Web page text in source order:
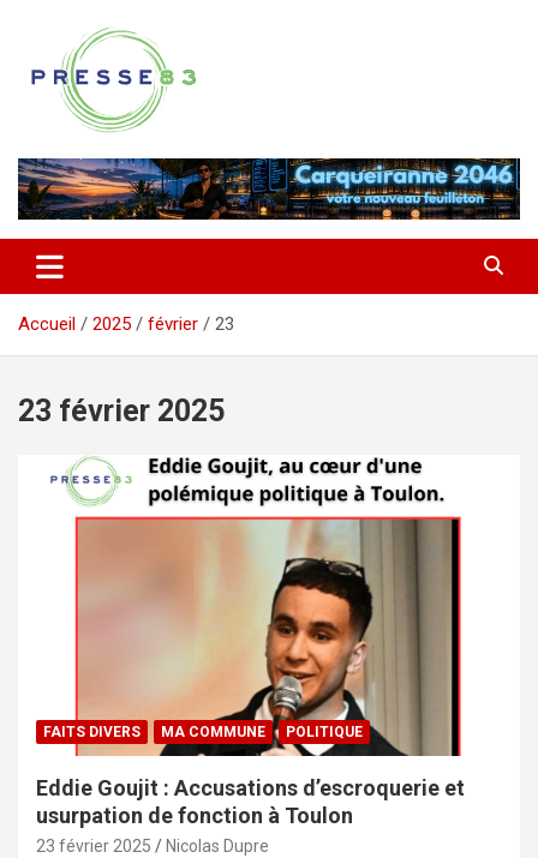
contenu
Presse 83
Accueil 2025 février 23
23 février 2025
FAITS DIVERS MA COMMUNE POLITIQUE
Eddie Goujit : Accusations d’escroquerie et
usurpation de fonction à Toulon
23 février 2025 Nicolas Dupre